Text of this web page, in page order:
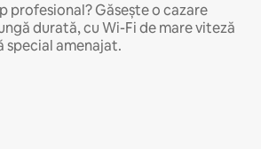
profesional? Găsește o cazare
durată, cu Wi-Fi de mare viteză
special amenajat.